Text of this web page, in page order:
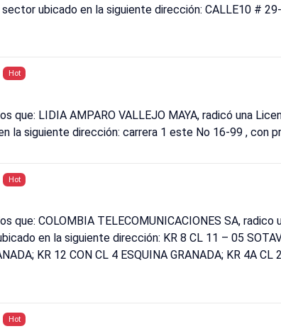
ubicado en la siguiente dirección: CALLE10 #
Hot
que: LIDIA AMPARO VALLEJO MAYA, radicó una
la siguiente dirección: carrera 1 este No 16-99 , con
Hot
que: COLOMBIA TELECOMUNICACIONES SA,
en la siguiente dirección: KR 8 CL 11 – 05
KR 12 CON CL 4 ESQUINA GRANADA; KR 4A
Hot